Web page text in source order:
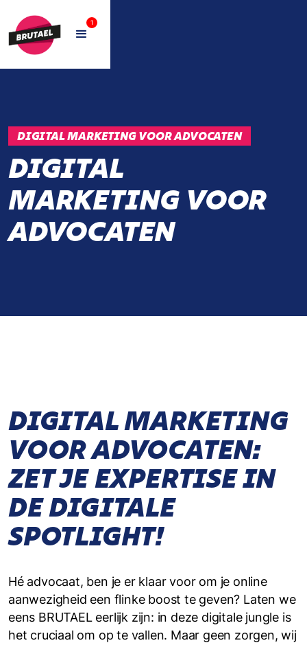
1
DIGITAL MARKETING VOOR ADVOCATEN
DIGITAL
MARKETING VOOR
ADVOCATEN
DIGITAL MARKETING
VOOR ADVOCATEN:
ZET JE EXPERTISE IN
DE DIGITALE
SPOTLIGHT!
Hé advocaat, ben je er klaar voor om je online
aanwezigheid een flinke boost te geven? Laten we
eens BRUTAEL eerlijk zijn: in deze digitale jungle is
het cruciaal om op te vallen. Maar geen zorgen, wij